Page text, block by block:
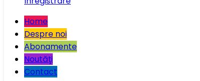
Home
Despre noi
Abonamente
Noutăţi
Contact